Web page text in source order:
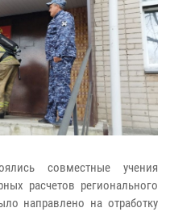
совместные учения
расчетов регионального
направлено на отработку